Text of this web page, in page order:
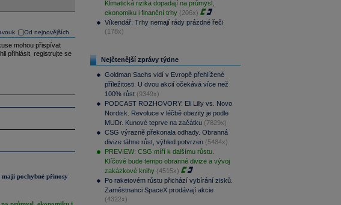
Od nejnovějších
mohou přispívat
přihlásit, registrujte se
pochybné přínosy
Klimatická rizika dopadají na průmysl,
ekonomiku i finanční trhy (206x)
Víkendář: Trhy nemají rády prázdné řeči
(178x)
Nejčtenější zprávy týdne
Goldman Sachs vidí v Evropě přehlížené
příležitosti. U dvou akcií očekává více než
100% růst (9349x)
PODCAST ROZHOVORY: Eli Lilly vs. Novo
Nordisk. Revoluce v léčbě obezity je podle
MUDr. Kunové teprve na začátku (7829x)
CSG výrazně překonala odhady. Obranná
divize táhne růst, výhled potvrzen (5484x)
PREVIEW: CSG míří k dalšímu růstu.
Klíčové bude tempo obranné divize a vývoj
zakázkové knihy (4515x)
Po raketovém růstu přichází vybírání zisků.
Zaměstnanci SpaceX prodávají akcie
(4322x)